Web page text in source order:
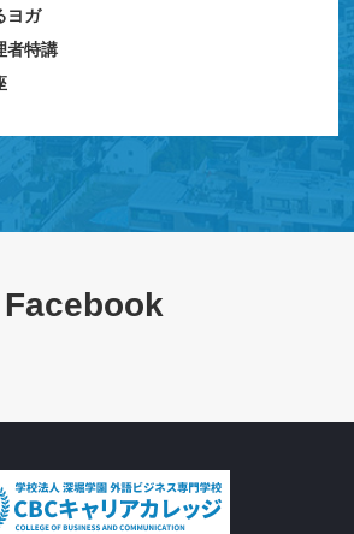
ヨガ
者特講
Facebook